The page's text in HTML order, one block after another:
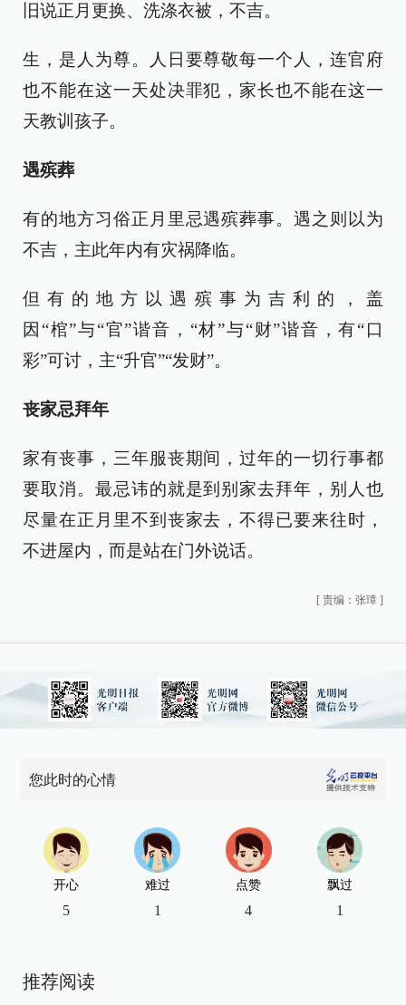
旧说正月更换、洗涤衣被，不吉。
生，是人为尊。人日要尊敬每一个人，连官府
也不能在这一天处决罪犯，家长也不能在这一
天教训孩子。
遇殡葬
有的地方习俗正月里忌遇殡葬事。遇之则以为
不吉，主此年内有灾祸降临。
但有的地方以遇殡事为吉利的，盖
因“棺”与“官”谐音，“材”与“财”谐音，有“口
彩”可讨，主“升官”“发财”。
丧家忌拜年
家有丧事，三年服丧期间，过年的一切行事都
要取消。最忌讳的就是到别家去拜年，别人也
尽量在正月里不到丧家去，不得已要来往时，
不进屋内，而是站在门外说话。
[ 责编：张璋 ]
您此时的心情
开心
5
难过
1
点赞
4
飘过
1
推荐阅读